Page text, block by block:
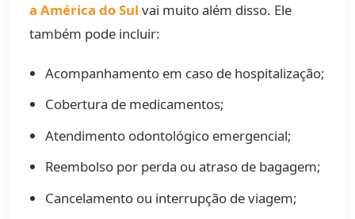
a América do Sul vai muito além disso. Ele
também pode incluir:
Acompanhamento em caso de hospitalização;
Cobertura de medicamentos;
Atendimento odontológico emergencial;
Reembolso por perda ou atraso de bagagem;
Cancelamento ou interrupção de viagem;